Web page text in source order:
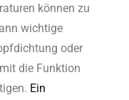
können zu
wichtige
oder
die Funktion
Ein